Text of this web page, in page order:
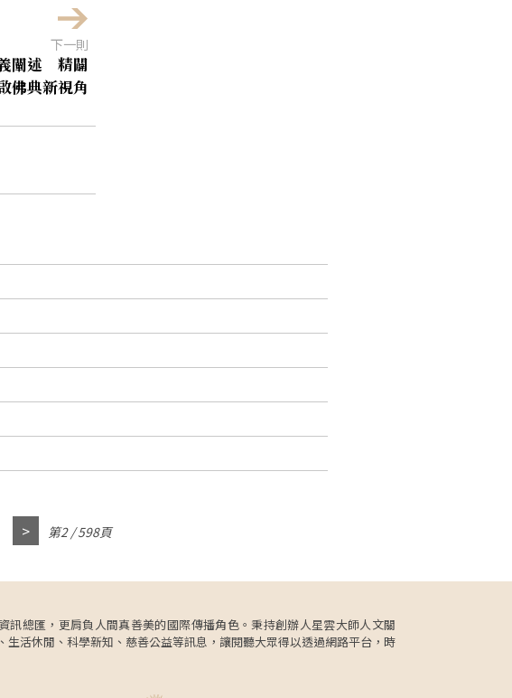
下一則
義闡述 精闢
佛典新視角
第2 / 598頁
總匯，更肩負人間真善美的國際傳播角色。秉持創辦人星雲大師人文關
活休閒、科學新知、慈善公益等訊息，讓閱聽大眾得以透過網路平台，時